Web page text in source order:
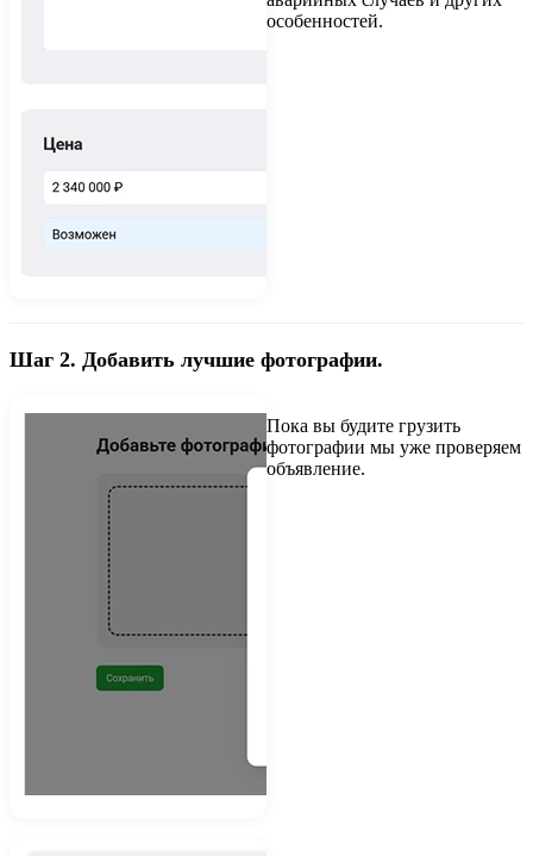
особенностей.
Шаг 2. Добавить лучшие фотографии.
Пока вы будите грузить
фотографии мы уже проверяем
объявление.